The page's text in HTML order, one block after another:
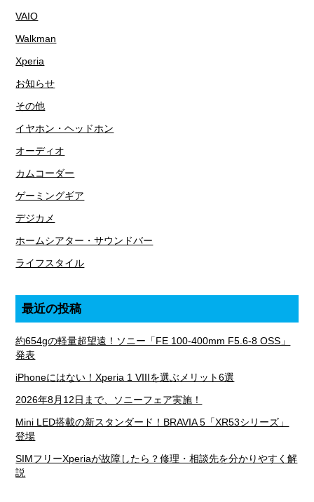
VAIO
Walkman
Xperia
お知らせ
その他
イヤホン・ヘッドホン
オーディオ
カムコーダー
ゲーミングギア
デジカメ
ホームシアター・サウンドバー
ライフスタイル
最近の投稿
約654gの軽量超望遠！ソニー「FE 100-400mm F5.6-8 OSS」
発表
iPhoneにはない！Xperia 1 VIIIを選ぶメリット6選
2026年8月12日まで、ソニーフェア実施！
Mini LED搭載の新スタンダード！BRAVIA 5「XR53シリーズ」
登場
SIMフリーXperiaが故障したら？修理・相談先を分かりやすく解
説